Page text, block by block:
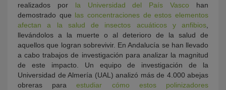
realizados por la Universidad del País Vasco han
demostrado que las concentraciones de estos elementos
afectan a la salud de insectos acuáticos y anfibios
llevándolos a la muerte o al deterioro de la salud de
aquellos que logran sobrevivir. En Andalucía se han llevado
a cabo trabajos de investigación para analizar la magnitud
de este impacto. Un equipo de investigación de la
Universidad de Almería (UAL) analizó más de 4.000 abejas
obreras paraestudiar cómo estos polinizadores